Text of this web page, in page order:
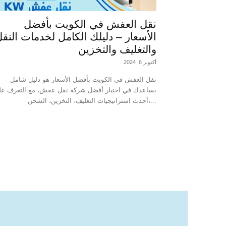
نقل العفش في الكويت بأفضل
الأسعار – دليلك الكامل لخدمات
والتغليف والتخزين
أكتوبر 6, 2024
نقل العفش في الكويت بأفضل الأسعار هو دليل شامل
يساعدك في اختيار أفضل شركة نقل عفش، مع التعرف
أحدث استراتيجيات التغليف، التخزين، الشحن،...